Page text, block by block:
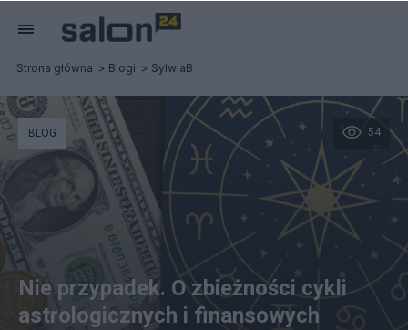
Strona główna Blogi SylwiaB
54
BLOG
Nie przypadek. O zbieżności cykli
astrologicznych i finansowych